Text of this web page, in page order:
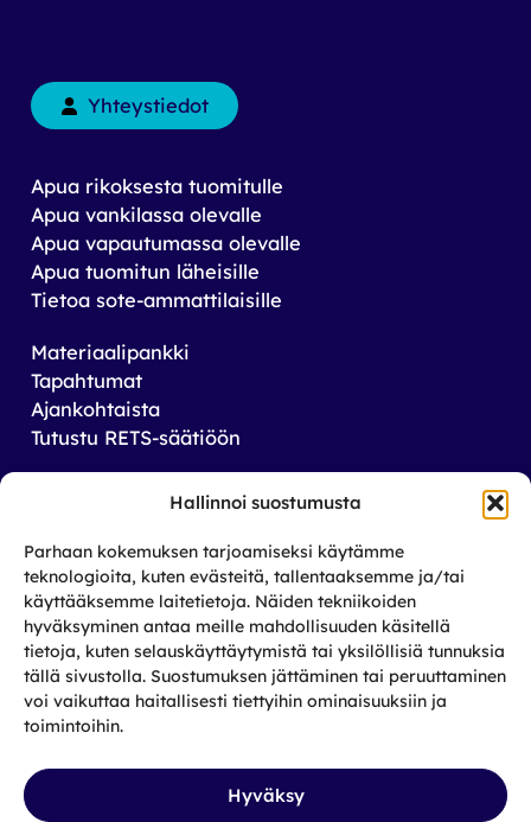
Hallinnoi suostumusta
Parhaan kokemuksen tarjoamiseksi käytämme
teknologioita, kuten evästeitä, tallentaaksemme ja/tai
käyttääksemme laitetietoja. Näiden tekniikoiden
hyväksyminen antaa meille mahdollisuuden käsitellä
tietoja, kuten selauskäyttäytymistä tai yksilöllisiä tunnuksia
tällä sivustolla. Suostumuksen jättäminen tai peruuttaminen
voi vaikuttaa haitallisesti tiettyihin ominaisuuksiin ja
toimintoihin.
Hyväksy
Yhteystiedot
Apua rikoksesta tuomitulle
Apua vankilassa olevalle
Apua vapautumassa olevalle
Apua tuomitun läheisille
Tietoa sote-ammattilaisille
Materiaalipankki
Tapahtumat
Ajankohtaista
Tutustu RETS-säätiöön
Tilaa uutiskirjeemme
Saat tiedon tulevista tapahtumista sekä
toiminnastamme rikos­taustaisten ja heidän
läheistensä aseman parantamiseksi.
Tilaa
Facebook
X Instagram
LinkedIn